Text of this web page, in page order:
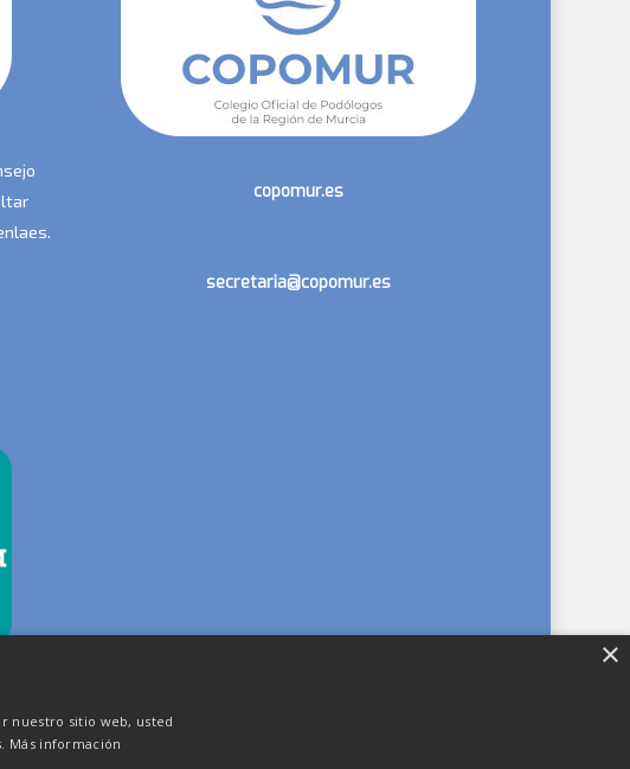
copomur.es
secretaria@copomur.es
×
nuestro sitio web, usted
Más información